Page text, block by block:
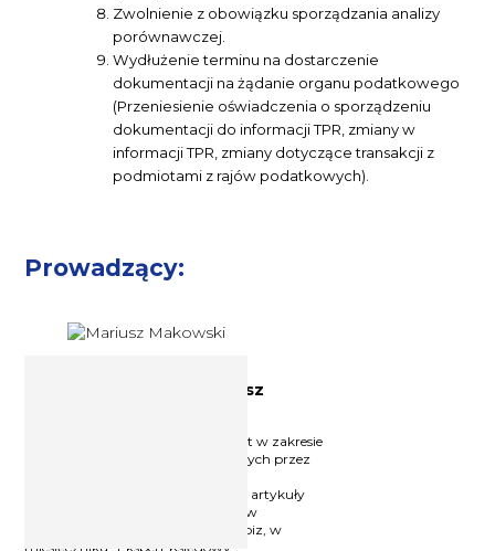
Zwolnienie z obowiązku sporządzania analizy
porównawczej.
Wydłużenie terminu na dostarczenie
dokumentacji na żądanie organu podatkowego
(Przeniesienie oświadczenia o sporządzeniu
dokumentacji do informacji TPR, zmiany w
informacji TPR, zmiany dotyczące transakcji z
podmiotami z rajów podatkowych).
Prowadzący:
Doradca podatkowy Mariusz
Doradca podatkowy, trener, ekspert w zakresie
opodatkowania dochodów osiąganych przez
cudzoziemców w Polsce. Publikuje artykuły
na temat opodatkowania dochodów
zagranicznych w serwisie podatki.biz, w
miesięczniku "Ekspert Księgowy",